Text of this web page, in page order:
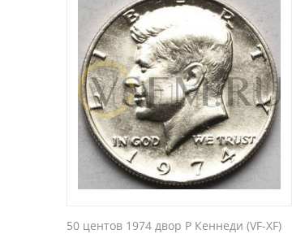
50 центов 1974 двор P Кеннеди (VF-XF)